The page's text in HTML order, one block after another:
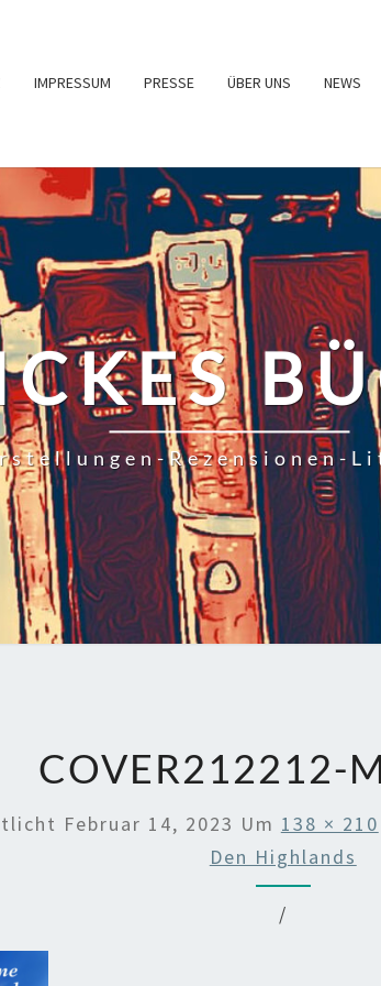
IMPRESSUM PRESSE ÜBER UNS NEWS
Rezensionen-
COVER212212-
Februar 14, 2023 Um 138 × 210
Den Highlands
/